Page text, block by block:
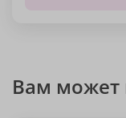
Вам может